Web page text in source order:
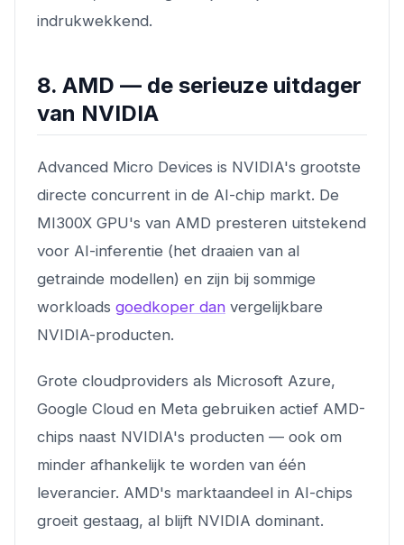
indrukwekkend.
8. AMD — de serieuze uitdager
van NVIDIA
Advanced Micro Devices is NVIDIA's grootste
directe concurrent in de AI-chip markt. De
MI300X GPU's van AMD presteren uitstekend
voor AI-inferentie (het draaien van al
getrainde modellen) en zijn bij sommige
workloads goedkoper dan vergelijkbare
NVIDIA-producten.
Grote cloudproviders als Microsoft Azure,
Google Cloud en Meta gebruiken actief AMD-
chips naast NVIDIA's producten — ook om
minder afhankelijk te worden van één
leverancier. AMD's marktaandeel in AI-chips
groeit gestaag, al blijft NVIDIA dominant.